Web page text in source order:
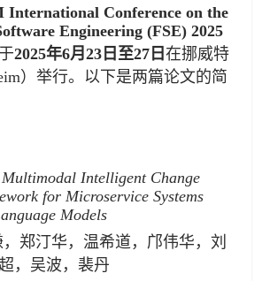
International Conference on the
Engineering (FSE) 2025
2025年6月23日至27日 在挪威特
）举行。以下是两篇论文的简
Intelligent Change
for Microservice Systems
Models
郑汀华，温希道，邝伟华，刘
，吴波，裴丹